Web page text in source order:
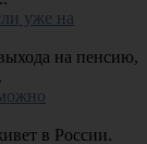
уже на
на пенсию,
в России.